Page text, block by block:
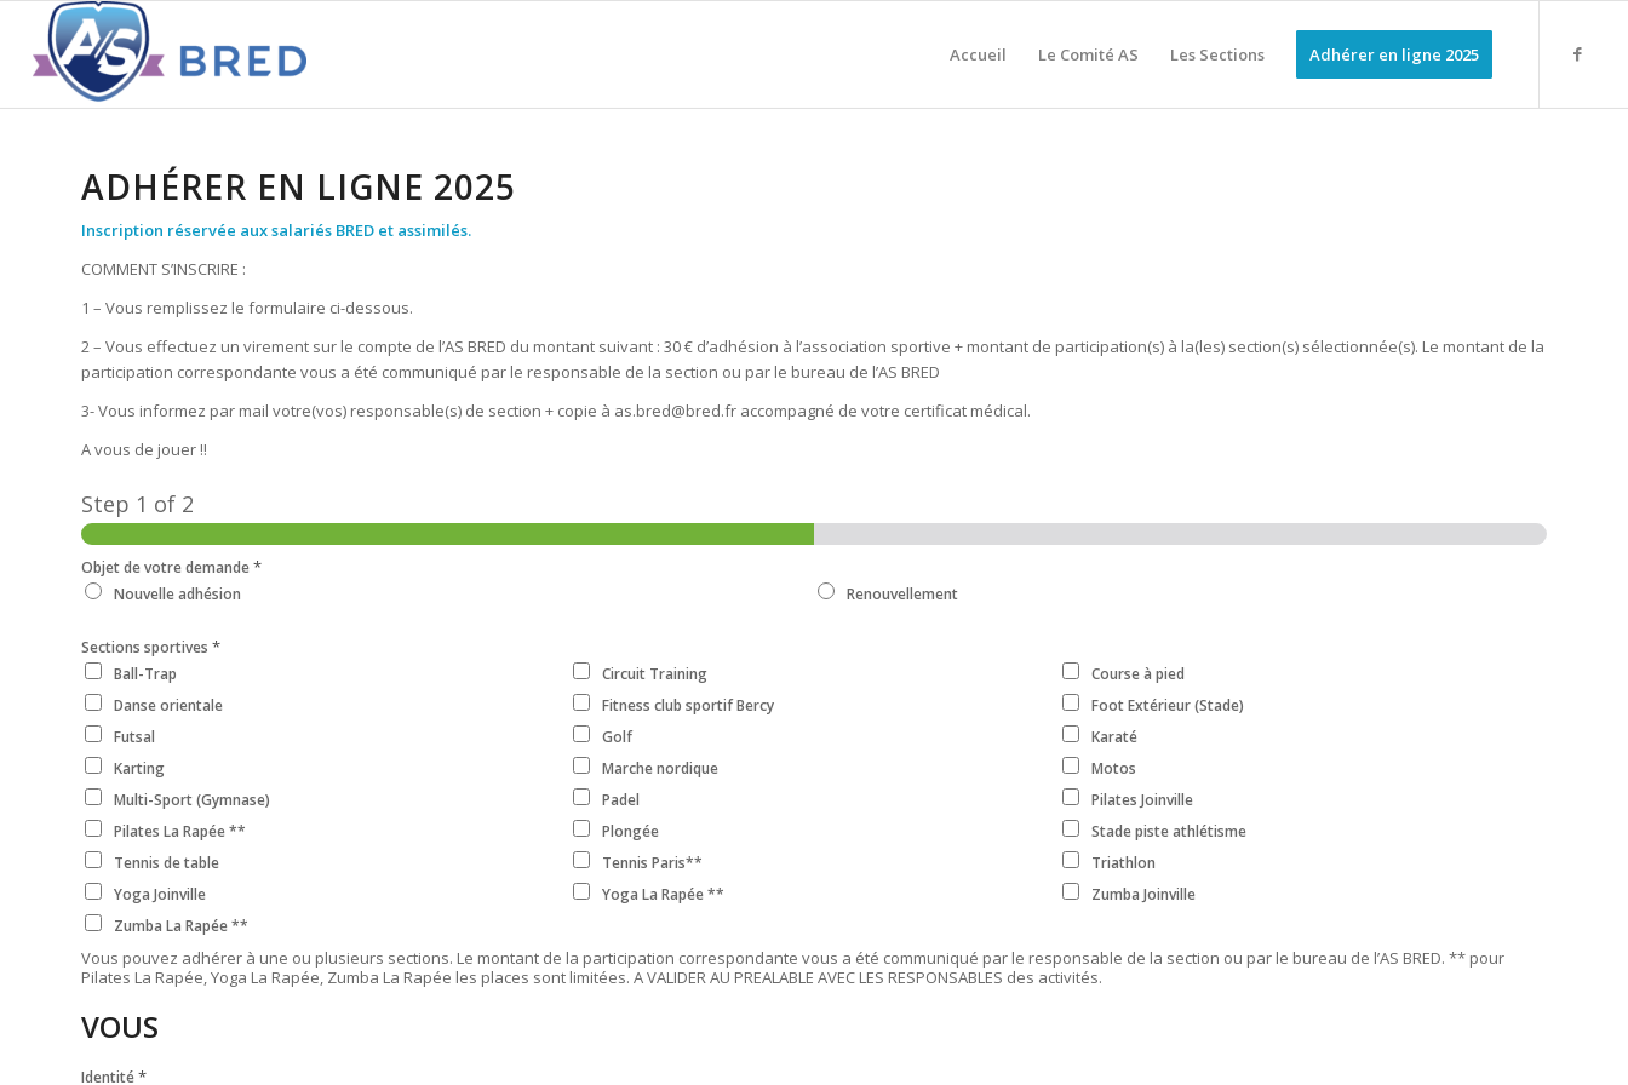
Accueil Le Comité AS Les Sections Adhérer en ligne 2025
ADHÉRER EN LIGNE 2025
Inscription réservée aux salariés BRED et assimilés.
COMMENT S’INSCRIRE :
1 – Vous remplissez le formulaire ci-dessous.
2 – Vous effectuez un virement sur le compte de l’AS BRED du montant suivant : 30 € d’adhésion à l’association sportive + montant de participation(s) à la(les) section(s) sélectionnée(s). Le montant de la
participation correspondante vous a été communiqué par le responsable de la section ou par le bureau de l’AS BRED
3- Vous informez par mail votre(vos) responsable(s) de section + copie à as.bred@bred.fr accompagné de votre certificat médical.
A vous de jouer !!
Step 1 of 2
Objet de votre demande*
Nouvelle adhésion Renouvellement
Sections sportives *
Ball-Trap Circuit Training
Course à pied
Danse orientale
Fitness club sportif Bercy
Foot Extérieur (Stade)
Futsal
Golf
Karaté
Karting
Marche nordique
Motos
Multi-Sport (Gymnase)
Padel
Pilates Joinville
Pilates La Rapée **
Plongée
Stade piste athlétisme
Tennis de table
Tennis Paris**
Triathlon
Yoga Joinville
Yoga La Rapée **
Zumba Joinville
Zumba La Rapée **
Vous pouvez adhérer à une ou plusieurs sections. Le montant de la participation correspondante vous a été communiqué par le responsable de la section ou par le bureau de l’AS BRED. ** pour
Pilates La Rapée, Yoga La Rapée, Zumba La Rapée les places sont limitées. A VALIDER AU PREALABLE AVEC LES RESPONSABLES des activités.
VOUS
Identité*